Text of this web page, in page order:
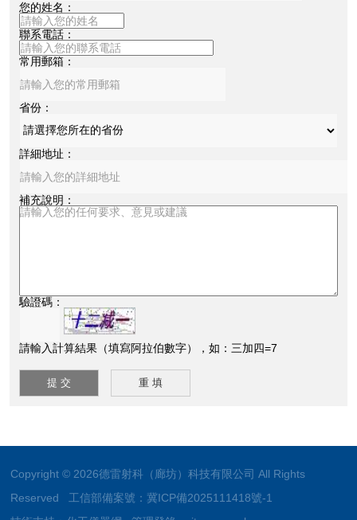
您的姓名：
聯系電話：
常用郵箱：
省份：
詳細地址：
補充說明：
驗證碼：
請輸入計算結果（填寫阿拉伯數字），如：三加四=7
Copyright © 2026德雷射科（廊坊）科技有限公司 All Rights
Reserved 工信部備案號： 冀ICP備2025111418號-1